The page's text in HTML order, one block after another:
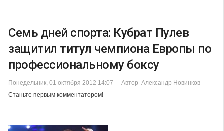
Семь дней спорта: Кубрат Пулев
защитил титул чемпиона Европы по
профессиональному боксу
Понедельник, 01 октября 2012 14:07
Автор Александр Новинков
Станьте первым комментатором!